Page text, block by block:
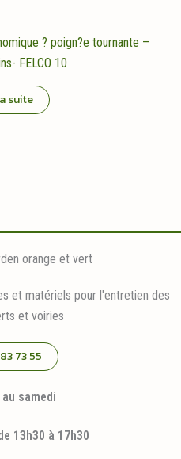
? poign?e tournante –
FELCO 10
suite
et matériels pour l'entretien des
et voiries
73 55
au samedi
13h30 à 17h30